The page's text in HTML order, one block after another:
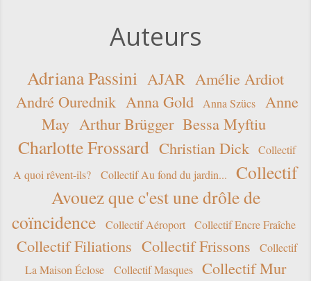
Auteurs
Adriana Passini AJAR Amélie Ardiot
André Ourednik Anna Gold Anna Szücs
Anne
May Arthur Brügger Bessa Myftiu
Charlotte Frossard Christian Dick
Collectif
A quoi rêvent-ils?
Collectif Au fond du jardin...
Collectif
Avouez que c'est une drôle de
coïncidence
Collectif Aéroport Collectif Encre Fraîche
Collectif Filiations Collectif Frissons
Collectif
La Maison Éclose
Collectif Masques
Collectif Mur